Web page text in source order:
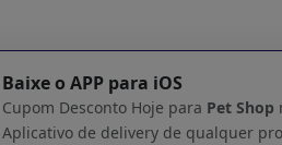
Baixe o APP para iOS
Cupom Desconto Hoje para Pet Shop